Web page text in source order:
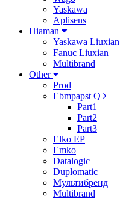
Yaskawa
Aplisens
Hiaman
Yaskawa Liuxian
Fanuc Liuxian
Multibrand
Other
Prod
Ebmpapst Q
Part1
Part2
Part3
Elko EP
Emko
Datalogic
Duplomatic
Мультибренд
Multibrand